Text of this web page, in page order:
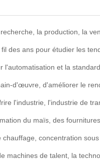
la production, la
des ans pour étudier les
et la
d'œuvre, d'améliorer le
l'industrie, l'industrie de
du maïs, des
concentration
machines de talent, la